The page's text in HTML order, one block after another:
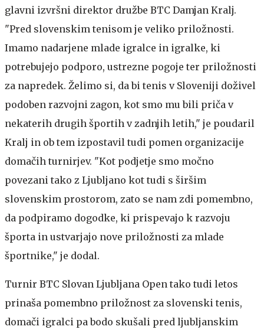
glavni izvršni direktor družbe BTC Damjan Kralj.
"Pred slovenskim tenisom je veliko priložnosti.
Imamo nadarjene mlade igralce in igralke, ki
potrebujejo podporo, ustrezne pogoje ter priložnosti
za napredek. Želimo si, da bi tenis v Sloveniji doživel
podoben razvojni zagon, kot smo mu bili priča v
nekaterih drugih športih v zadnjih letih," je poudaril
Kralj in ob tem izpostavil tudi pomen organizacije
domačih turnirjev. "Kot podjetje smo močno
povezani tako z Ljubljano kot tudi s širšim
slovenskim prostorom, zato se nam zdi pomembno,
da podpiramo dogodke, ki prispevajo k razvoju
športa in ustvarjajo nove priložnosti za mlade
športnike," je dodal.
Turnir BTC Slovan Ljubljana Open tako tudi letos
prinaša pomembno priložnost za slovenski tenis,
domači igralci pa bodo skušali pred ljubljanskim